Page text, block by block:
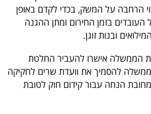
הרחבה על המשק, בכדי לקדם באופן
העובדים בזמן החירום ומתן ההגנה
ובנות זוגן.
הממשלה אישרו להעביר החלטת
להסמיך את וועדת שרים לחקיקה
הנחה עבור קידום חוק לטובת